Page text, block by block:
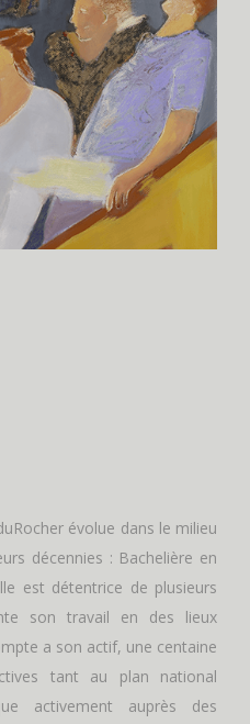
évolue dans le milieu
décennies : Bachelière en
est détentrice de plusieurs
son travail en des lieux
a son actif, une centaine
tant au plan national
activement auprès des